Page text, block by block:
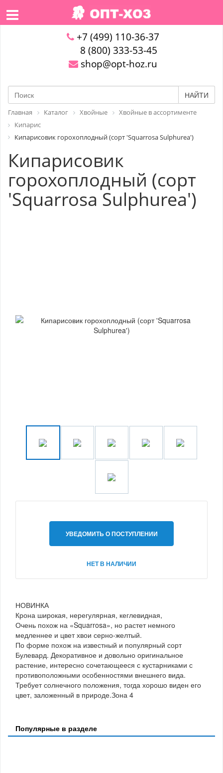
+7 (499) 110-36-37
8 (800) 333-53-45
shop@opt-hoz.ru
НАЙТИ
Главная Каталог Хвойные
Хвойные в ассортименте
Кипарис
Кипарисовик горохоплодный (сорт 'Squarrosa Sulphurea')
Кипарисовик
горохоплодный (сорт
'Squarrosa Sulphurea')
УВЕДОМИТЬ О ПОСТУПЛЕНИИ
НЕТ В НАЛИЧИИ
НОВИНКА
Крона широкая, нерегулярная, кеглевидная,
Очень похож на «Squarrosa», но растет немного
медленнее и цвет хвои серно-желтый.
По форме похож на известный и популярный сорт
Булевард. Декоративное и довольно оригинальное
растение, интересно сочетающееся с кустарниками с
противоположными особенностями внешнего вида.
Требует солнечного положения, тогда хорошо виден его
цвет, заложенный в природе.Зона 4
Популярные в разделе